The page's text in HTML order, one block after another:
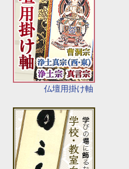
仏壇用掛け軸